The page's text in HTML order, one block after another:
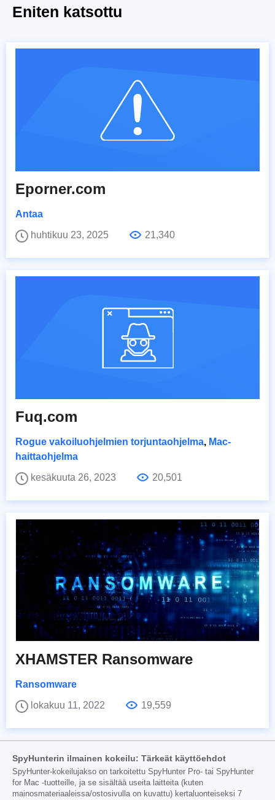
Eniten katsottu
Eporner.com
Antaa
huhtikuu 23, 2025
21,340
Fuq.com
Rogue vakoiluohjelmien torjuntaohjelma, Mac-
haittaohjelma
kesäkuuta 26, 2023
20,501
XHAMSTER Ransomware
Ransomware
lokakuu 11, 2022
19,559
SpyHunterin ilmainen kokeilu: Tärkeät käyttöehdot
SpyHunter-kokeilujakso on tarkoitettu SpyHunter Pro- tai SpyHunter
for Mac -tuotteille, ja se sisältää useita laitteita (kuten
mainosmateriaaleissa/ostosivulla on kuvattu) kertaluonteiseksi 7